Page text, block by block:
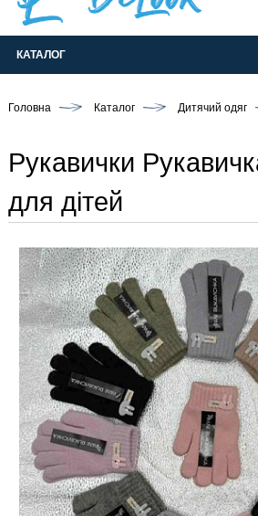
КАТАЛОГ
Головна Каталог Дитячий одяг
Рукавички
для дітей